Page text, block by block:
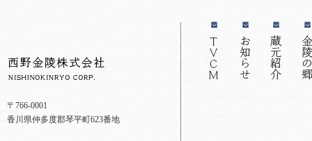
〒766-0001
香川県仲多度郡琴平町623番地